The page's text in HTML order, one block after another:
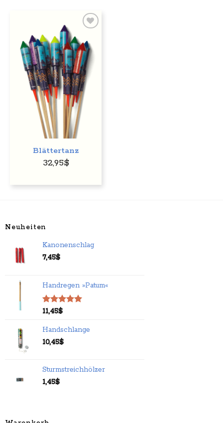
Auf
den
Wunschzettel
Blättertanz
32,95$
Neuheiten
Kanonenschlag
7,45$
Handregen »Patum«
Bewertet
von 5
11,45$
Handschlange
10,45$
Sturmstreichhölzer
1,45$